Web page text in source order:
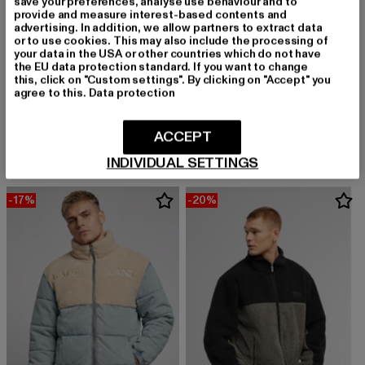
KARL KANI
Derzeitiger Preis: 118,29 EUR
Retro Essential
69,59 EUR
Derzeitiger Preis: 69,59 EUR
-17% -20%
provide and measure interest-based contents and
advertising. In addition, we allow partners to extract data
or to use cookies. This may also include the processing of
your data in the USA or other countries which do not have
the EU data protection standard. If you want to change
this, click on "Custom settings". By clicking on "Accept" you
agree to this. Data protection
INDIVIDUAL SETTINGS
ACCEPT